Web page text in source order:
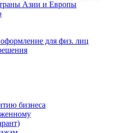
Азии и Европы
для физ. лиц
бизнеса